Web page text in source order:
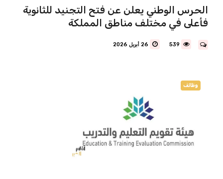
الحرس الوطني يعلن عن فتح التجنيد للثانوية
فأعلى في مختلف مناطق المملكة
539 26 أبريل 2026
وظائف